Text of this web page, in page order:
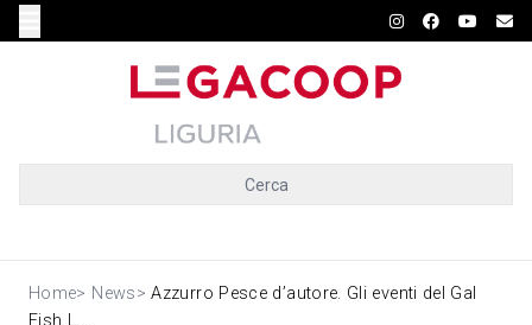
Cerca
Home> News> Azzurro Pesce d’autore. Gli eventi del Gal
Fish L...